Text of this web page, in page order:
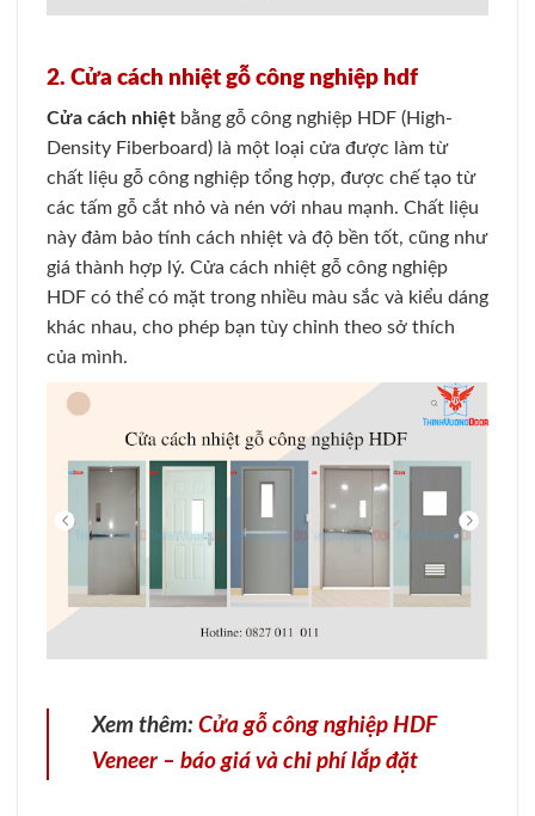
2. Cửa cách nhiệt gỗ công nghiệp hdf
Cửa cách nhiệt bằng gỗ công nghiệp HDF (High-
Density Fiberboard) là một loại cửa được làm từ
chất liệu gỗ công nghiệp tổng hợp, được chế tạo từ
các tấm gỗ cắt nhỏ và nén với nhau mạnh. Chất liệu
này đảm bảo tính cách nhiệt và độ bền tốt, cũng như
giá thành hợp lý. Cửa cách nhiệt gỗ công nghiệp
HDF có thể có mặt trong nhiều màu sắc và kiểu dáng
khác nhau, cho phép bạn tùy chỉnh theo sở thích
của mình.
Xem thêm: Cửa gỗ công nghiệp HDF
Veneer – báo giá và chi phí lắp đặt